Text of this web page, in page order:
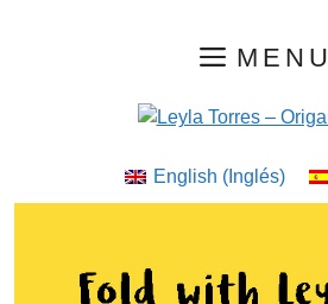
MENU
English ( Inglés)